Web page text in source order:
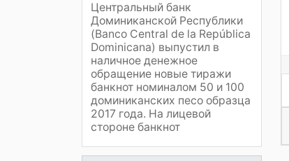
Центральный банк
Доминиканской Республики
(Banco Central de la República
Dominicana) выпустил в
наличное денежное
обращение новые тиражи
банкнот номиналом 50 и 100
доминиканских песо образца
2017 года. На лицевой
стороне банкнот